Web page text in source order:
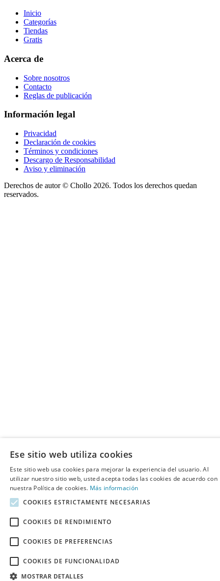
Inicio
Categorías
Tiendas
Gratis
Acerca de
Sobre nosotros
Contacto
Reglas de publicación
Información legal
Privacidad
Declaración de cookies
Términos y condiciones
Descargo de Responsabilidad
Aviso y eliminación
Derechos de autor © Chollo 2026. Todos los derechos quedan
reservados.
Ese sitio web utiliza cookies
Este sitio web usa cookies para mejorar la experiencia del usuario. Al
utilizar nuestro sitio web, usted acepta todas las cookies de acuerdo con
nuestra Política de cookies. Más información
COOKIES ESTRICTAMENTE NECESARIAS
COOKIES DE RENDIMIENTO
COOKIES DE PREFERENCIAS
COOKIES DE FUNCIONALIDAD
MOSTRAR DETALLES